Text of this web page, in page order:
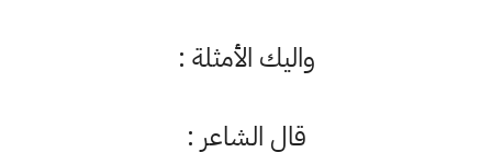
واليك الأمثلة :
قال الشاعر :